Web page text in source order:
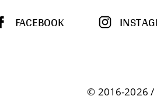
FACEBOOK
© 2016-2026 /